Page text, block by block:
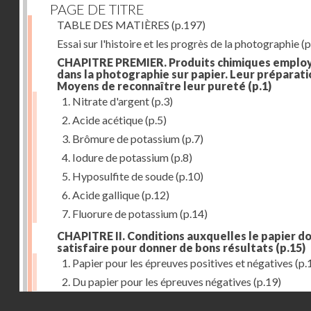
PAGE DE TITRE
TABLE DES MATIÈRES (p.197)
Essai sur l'histoire et les progrès de la photographie
CHAPITRE PREMIER. Produits chimiques
dans la photographie sur papier. Leur
Moyens de reconnaître leur pureté (p.1)
1. Nitrate d'argent(p.3)
2. Acide acétique(p.5)
3. Brômure de potassium(p.7)
4. Iodure de potassium(p.8)
5. Hyposulfite de soude(p.10)
6. Acide gallique(p.12)
7. Fluorure de potassium(p.14)
CHAPITRE II. Conditions auxquelles le papier
satisfaire pour donner de bons résultats (p.15)
1. Papier pour les épreuves positives et négatives
2. Du papier pour les épreuves négatives (p.19)